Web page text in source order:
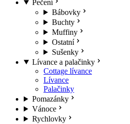
Pečení
Bábovky
Buchty
Muffiny
Ostatní
Sušenky
Lívance a palačinky
Cottage lívance
Lívance
Palačinky
Pomazánky
Vánoce
Rychlovky